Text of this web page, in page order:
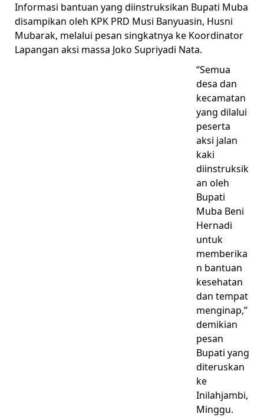
Informasi bantuan yang diinstruksikan Bupati Muba
disampikan oleh KPK PRD Musi Banyuasin, Husni
Mubarak, melalui pesan singkatnya ke Koordinator
Lapangan aksi massa Joko Supriyadi Nata.
“Semua
desa dan
kecamatan
yang dilalui
peserta
aksi jalan
kaki
diinstruksik
an oleh
Bupati
Muba Beni
Hernadi
untuk
memberika
n bantuan
kesehatan
dan tempat
menginap,”
demikian
pesan
Bupati yang
diteruskan
ke
Inilahjambi,
Minggu.